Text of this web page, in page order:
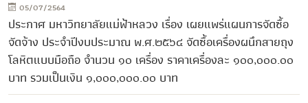
05/07/2564
ประกาศ มหาวิทยาลัยแม่ฟ้าหลวง เรื่อง เผยแพร่แผนการจัดซื้อ
จัดจ้าง ประจำปีงบประมาณ พ.ศ.๒๕๖๔ จัดซื้อเครื่องผนึกสายถุง
โลหิตแบบมือถือ จำนวน ๑๐ เครื่อง ราคาเครื่องละ ๑๐๐,๐๐๐.๐๐
บาท รวมเป็นเงิน ๑,๐๐๐,๐๐๐.๐๐ บาท